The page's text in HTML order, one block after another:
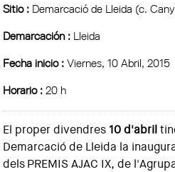
Sitio : Demarcació de Lleida (c.
Demarcación : Lleida
Fecha inicio :Viernes, 10 Abril, 2015
Horario :20 h
El proper divendres 10 d'abril
Demarcació de Lleida la
dels PREMIS AJAC IX, de